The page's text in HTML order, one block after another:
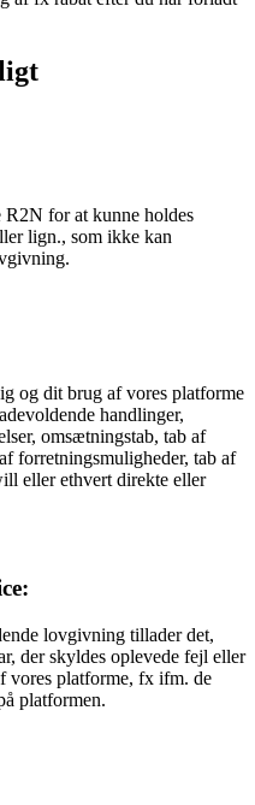
for at kunne holdes
lign., som ikke kan
og dit brug af vores platforme
handlinger,
omsætningstab, tab af
forretningsmuligheder, tab af
eller ethvert direkte eller
lovgivning tillader det,
der skyldes oplevede fejl eller
vores platforme, fx ifm. de
platformen.